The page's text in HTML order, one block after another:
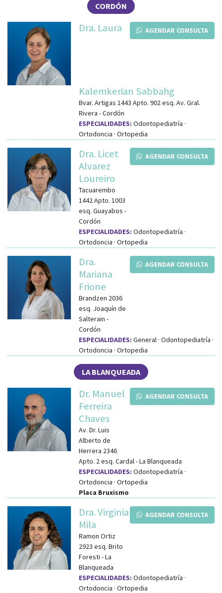
CORDÓN
AGENDAR CONSULTA
Dra. Laura
Kalemkerian Sabbahg
Bvar. Artigas 1443 Apto. 902esq. Av. Gral.
Rivera -Cordón
ESPECIALIDADES: Odontopediatría ·
Ortodoncia · Ortopedia
AGENDAR CONSULTA
Dra. Licet
Alvarez
Loureiro
Tacuarembo
1442 Apto. 1003
esq. Guayabos -
Cordón
ESPECIALIDADES: Odontopediatría ·
Ortodoncia · Ortopedia
AGENDAR CONSULTA
Dra.
Mariana
Frione
Brandzen 2036
esq. Joaquín de
Salterain -
Cordón
ESPECIALIDADES: General · Odontopediatría ·
Ortodoncia · Ortopedia
LA BLANQUEADA
AGENDAR CONSULTA
Dr. Manuel
Ferreira
Chaves
Av. Dr. Luis
Alberto de
Herrera 2346
Apto. 2esq. Cardal-La Blanqueada
ESPECIALIDADES: Odontopediatría ·
Ortodoncia · Ortopedia
Placa Bruxismo
AGENDAR CONSULTA
Dra. Virginia
Mila
Ramon Ortiz
2923 esq. Brito
Foresti -La
Blanqueada
ESPECIALIDADES: Odontopediatría ·
Ortodoncia · Ortopedia